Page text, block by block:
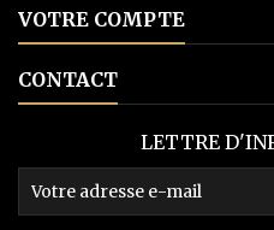
VOTRE COMPTE
CONTACT
LETTRE